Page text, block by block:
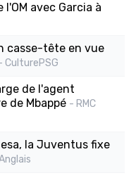
avec Garcia à
casse-tête en vue
CulturePSG
de l'agent
de Mbappé - RMC
la Juventus fixe